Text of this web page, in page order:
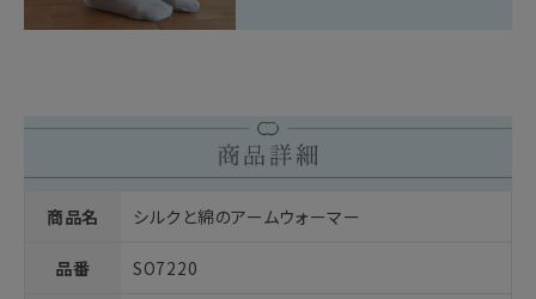
商品名 シルクと綿のアームウォーマー
品番 SO7220